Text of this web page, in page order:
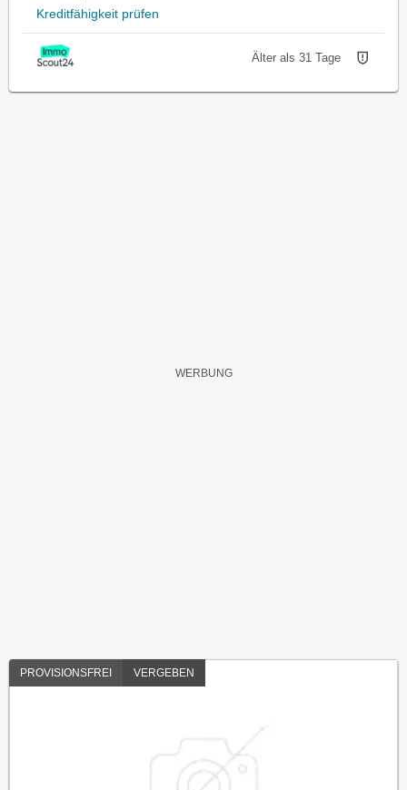
Kreditfähigkeit prüfen
Älter als 31 Tage
PROVISIONSFREI VERGEBEN